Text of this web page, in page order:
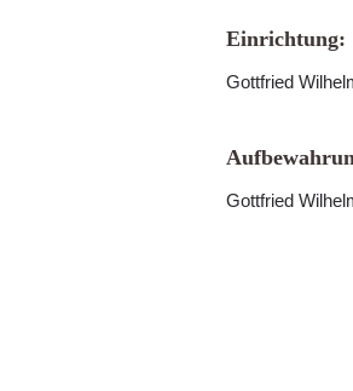
Einrichtung:
Gottfried
Gottfried